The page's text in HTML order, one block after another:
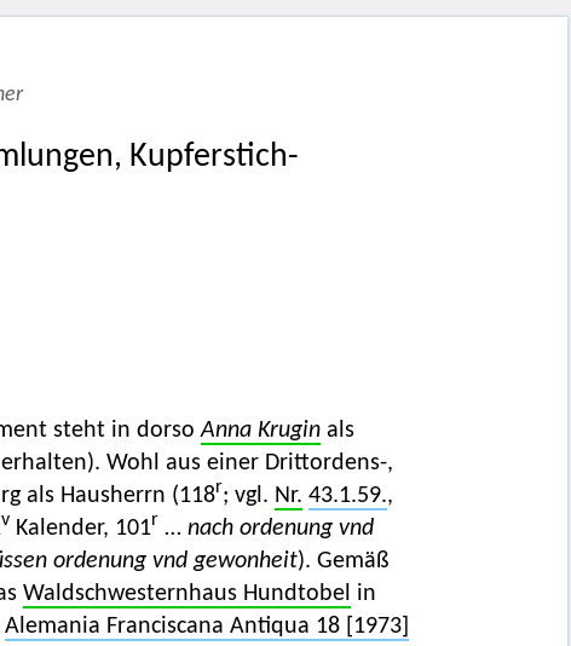
Kupferstich-
steht in dorsoAnna Kruginals
Wohl aus einer Drittordens-,
als Hausherrn (118r; vgl. Nr. 43.1.59.,
v Kalender, 101r … nach ordenung vnd
ordenung vnd gewonheit). Gemäß
Waldschwesternhaus Hundtobel in
Alemania Franciscana Antiqua 18 [1973]